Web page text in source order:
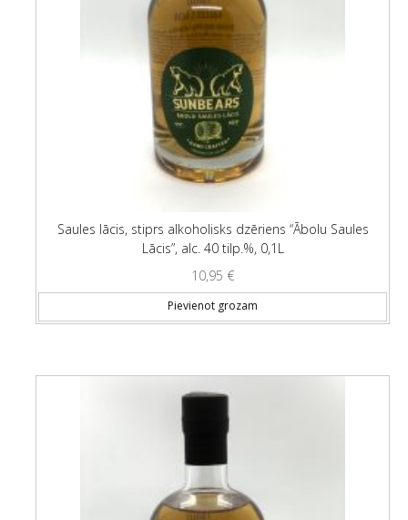
Saules lācis, stiprs alkoholisks dzēriens “Ābolu Saules
Lācis”, alc. 40 tilp.%, 0,1L
10,95 €
Pievienot grozam